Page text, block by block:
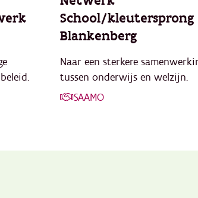
School/kleutersprong
Blankenberg
Naar een sterkere
tussen onderwijs en welzijn.
SAAMO